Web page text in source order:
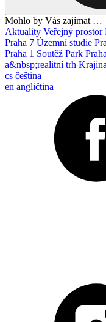
Mohlo by Vás zajímat …
Aktuality Veřejný prostor
Praha 7 Územní studie
Praha 1 Soutěž Park
a&nbsp;realitní trh Krajina
cs čeština
en angličtina